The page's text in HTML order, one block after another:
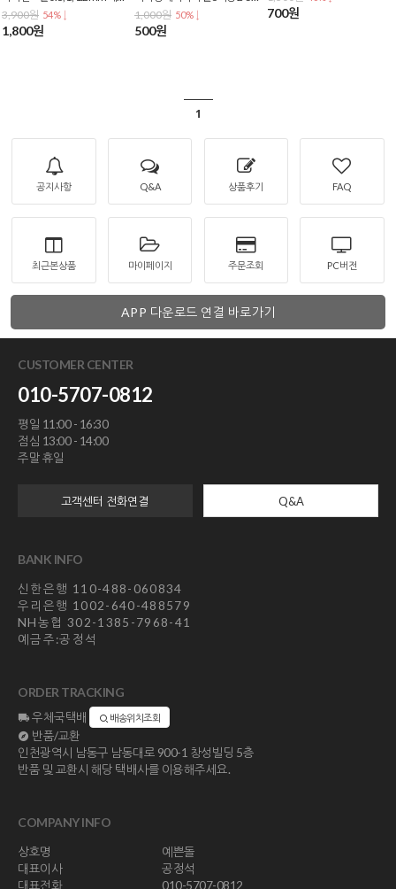
3,900원 54% ↓
1,800원
1,000원 50% ↓
500원
700원
1
공지사항 Q&A 상품후기 FAQ
최근본상품 마이페이지 주문조회 PC버전
APP 다운로드 연결 바로가기
CUSTOMER CENTER
010-5707-0812
평일 11:00 - 16:30
점심 13:00 - 14:00
주말 휴일
고객센터 전화연결 Q&A
BANK INFO
신한은행 110-488-060834
우리은행 1002-640-488579
NH농협 302-1385-7968-41
예금주:공정석
ORDER TRACKING
우체국택배 배송위치조회
반품/교환
인천광역시 남동구 남동대로 900-1 창성빌딩 5층
반품 및 교환시 해당 택배사를 이용해주세요.
COMPANY INFO
상호명
예쁜돌
대표이사
공정석
대표전화
010-5707-0812